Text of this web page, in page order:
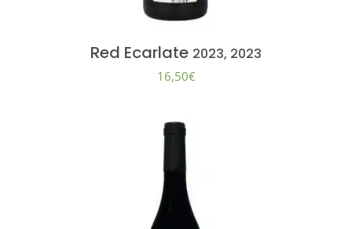
Red Ecarlate 2023, 2023
16,50€